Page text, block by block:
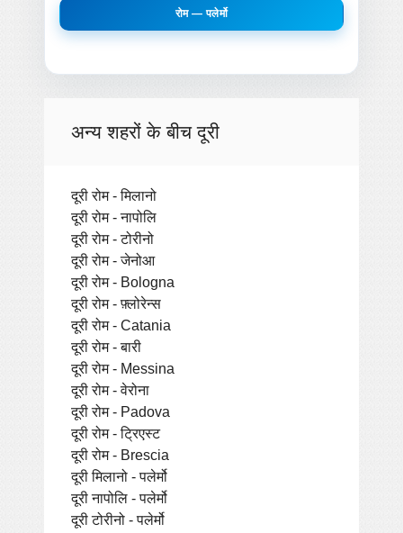
रोम — पलेर्मो
अन्य शहरों के बीच दूरी
दूरी रोम - मिलानो
दूरी रोम - नापोलि
दूरी रोम - टोरीनो
दूरी रोम - जेनोआ
दूरी रोम - Bologna
दूरी रोम - फ़्लोरेन्स
दूरी रोम - Catania
दूरी रोम - बारी
दूरी रोम - Messina
दूरी रोम - वेरोना
दूरी रोम - Padova
दूरी रोम - ट्रिएस्ट
दूरी रोम - Brescia
दूरी मिलानो - पलेर्मो
दूरी नापोलि - पलेर्मो
दूरी टोरीनो - पलेर्मो